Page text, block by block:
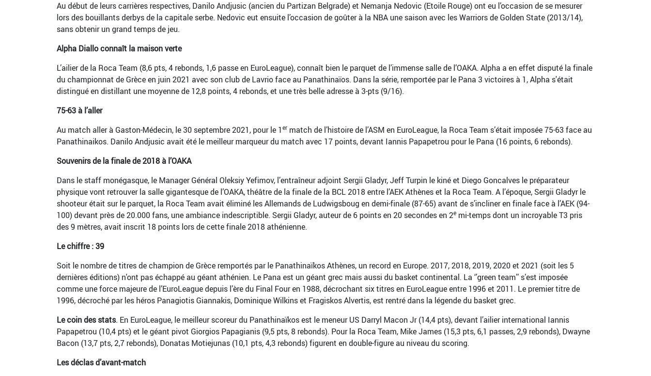
Au début de leurs carrières respectives, Danilo Andjusic (ancien du Partizan Belgrade) et Nemanja Nedovic (Etoile Rouge) ont eu l’occasion de se mesurer
lors des bouillants derbys de la capitale serbe. Nedovic eut ensuite l’occasion de goûter à la NBA une saison avec les Warriors de Golden State (2013/14),
sans obtenir un grand temps de jeu.
Alpha Diallo connaît la maison verte
L’ailier de la Roca Team (8,6 pts, 4 rebonds, 1,6 passe en EuroLeague), connaît bien le parquet de l’immense salle de l’OAKA. Alpha a en effet disputé la finale
du championnat de Grèce en juin 2021 avec son club de Lavrio face au Panathinaïos. Dans la série, remportée par le Pana 3 victoires à 1, Alpha s'était
distingué en distillant une moyenne de 12,8 points, 4 rebonds, et une très belle adresse à 3-pts (9/16).
75-63 à l’aller
Au match aller à Gaston-Médecin, le 30 septembre 2021, pour le 1er match de l’histoire de l’ASM en EuroLeague, la Roca Team s’était imposée 75-63 face au
Panathinaikos. Danilo Andjusic avait été le meilleur marqueur du match avec 17 points, devant Iannis Papapetrou pour le Pana (16 points, 6 rebonds).
Souvenirs de la finale de 2018 à l’OAKA
Dans le staff monégasque, le Manager Général Oleksiy Yefimov, l’entraîneur adjoint Sergii Gladyr, Jeff Turpin le kiné et Diego Goncalves le préparateur
physique vont retrouver la salle gigantesque de l’OAKA, théâtre de la finale de la BCL 2018 entre l’AEK Athènes et la Roca Team. A l’époque, Sergii Gladyr le
shooteur était sur le parquet, la Roca Team avait éliminé les Allemands de Ludwigsboug en demi-finale (87-65) avant de s’incliner en finale face à l’AEK (94-
100) devant près de 20.000 fans, une ambiance indescriptible. Sergii Gladyr, auteur de 6 points en 20 secondes en 2e mi-temps dont un incroyable T3 pris
des 9 mètres, avait inscrit 18 points lors de cette finale 2018 athénienne.
Le chiffre : 39
Soit le nombre de titres de champion de Grèce remportés par le Panathinaïkos Athènes, un record en Europe. 2017, 2018, 2019, 2020 et 2021 (soit les 5
dernières éditions) n'ont pas échappé au géant athénien. Le Pana est un géant grec mais aussi du basket continental. La ‘’green team’’ s’est imposée
comme une force majeure de l’EuroLeague depuis l’ère du Final Four en 1988, décrochant six titres en EuroLeague entre 1996 et 2011. Le premier titre de
1996, décroché par les héros Panagiotis Giannakis, Dominique Wilkins et Fragiskos Alvertis, est rentré dans la légende du basket grec.
Le coin des stats. En EuroLeague, le meilleur scoreur du Panathinaïkos est le meneur US Darryl Macon Jr (14,4 pts), devant l’ailier international Iannis
Papapetrou (10,4 pts) et le géant pivot Giorgios Papagianis (9,5 pts, 8 rebonds). Pour la Roca Team, Mike James (15,3 pts, 6,1 passes, 2,9 rebonds), Dwayne
Bacon (13,7 pts, 2,7 rebonds), Donatas Motiejunas (10,1 pts, 4,3 rebonds) figurent en double-figure au niveau du scoring.
Les déclas d’avant-match